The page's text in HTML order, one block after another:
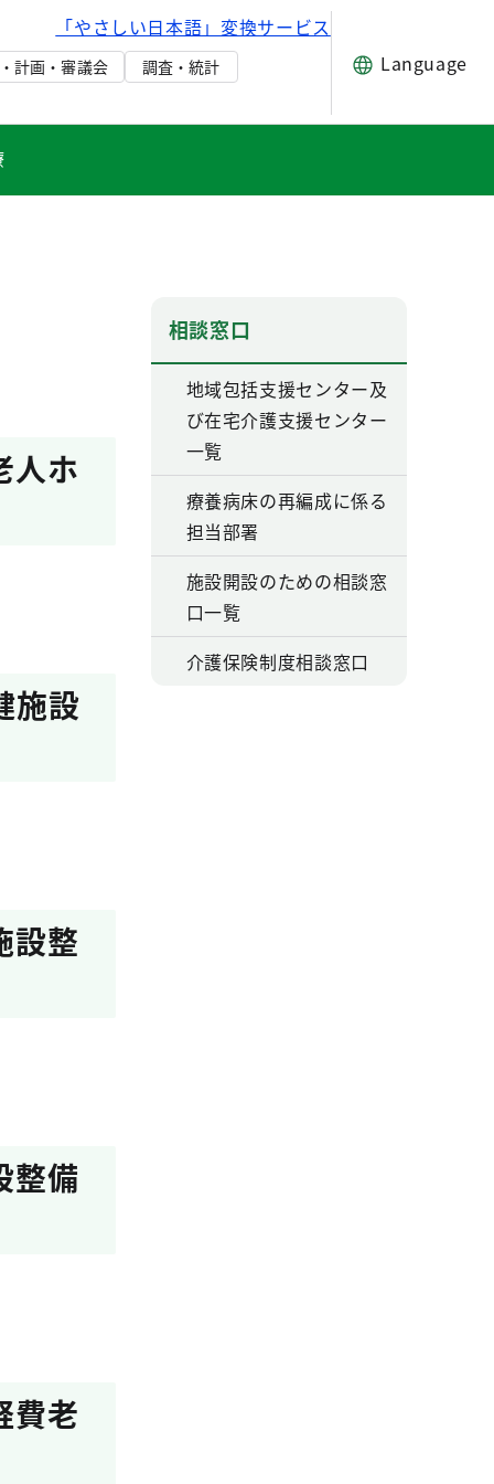
「やさしい日本語」変換サービス
計画・審議会 調査・統計 Language
人ホ
施設
設整
整備
費老
相談窓口
地域包括支援センター及
び在宅介護支援センター
一覧
療養病床の再編成に係る
担当部署
施設開設のための相談窓
口一覧
介護保険制度相談窓口